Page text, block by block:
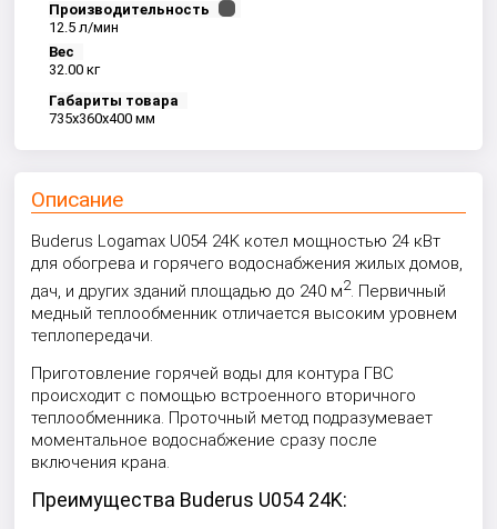
Производительность
12.5 л/мин
Вес
32.00 кг
Габариты товара
735x360x400 мм
Описание
Buderus Logamax U054 24K котел мощностью 24 кВт
для обогрева и горячего водоснабжения жилых домов,
дач, и других зданий площадью до 240 м2. Первичный
медный теплообменник отличается высоким уровнем
теплопередачи.
Приготовление горячей воды для контура ГВС
происходит с помощью встроенного вторичного
теплообменника. Проточный метод подразумевает
моментальное водоснабжение сразу после
включения крана.
Преимущества Buderus U054 24K: